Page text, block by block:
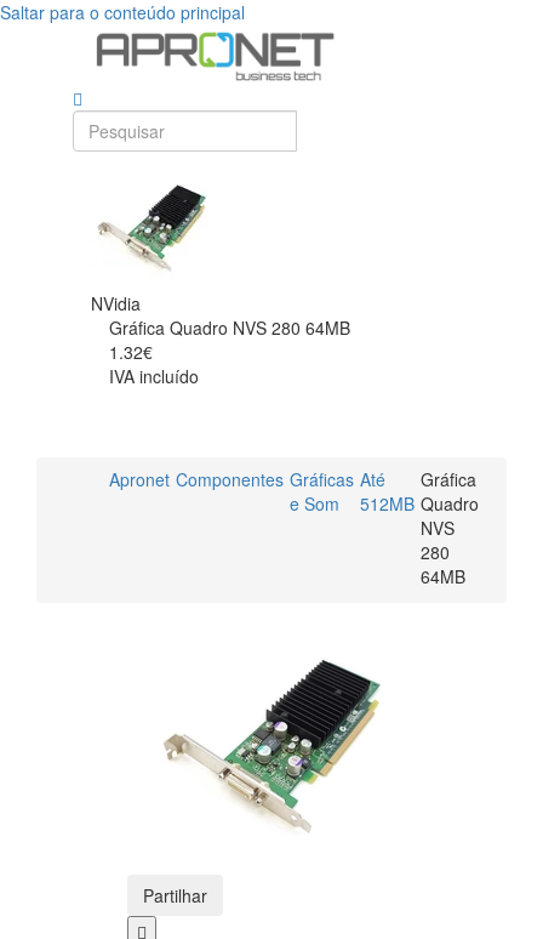
Saltar para o conteúdo principal
NVidia
Gráfica Quadro NVS 280 64MB
1.32€
IVA incluído
Apronet Componentes Gráficas
e Som
Até
512MB
Gráfica
Quadro
NVS
280
64MB
Partilhar